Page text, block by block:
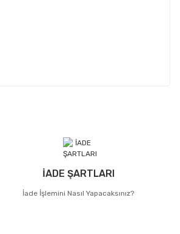
İADE ŞARTLARI
İade İşlemini Nasıl Yapacaksınız?